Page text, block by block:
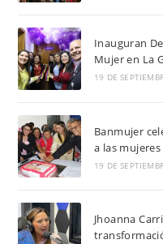
Inauguran
Mujer en La
19 DE
Banmujer
a las
19 DE
Jhoanna